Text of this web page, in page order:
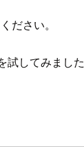
ださい。
してみました